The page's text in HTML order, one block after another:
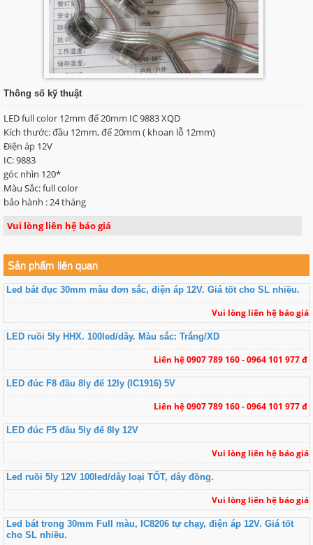
Thông số kỹ thuật
LED full color 12mm đế 20mm IC 9883 XQD
Kích thước: đầu 12mm, đế 20mm ( khoan lỗ 12mm)
Điện áp 12V
IC: 9883
góc nhìn 120*
Màu Sắc: full color
bảo hành : 24 tháng
Vui lòng liên hệ báo giá
Sản phẩm liên quan
Led bát đục 30mm màu đơn sắc, điện áp 12V. Giá tốt cho SL nhiều.
Vui lòng liên hệ báo giá
LED ruồi 5ly HHX. 100led/dây. Màu sắc: Trắng/XD
Liên hệ 0907 789 160 - 0964 101 977 đ
LED đúc F8 đầu 8ly đế 12ly (IC1916) 5V
Liên hệ 0907 789 160 - 0964 101 977 đ
LED đúc F5 đầu 5ly đế 8ly 12V
Vui lòng liên hệ báo giá
Led ruồi 5ly 12V 100led/dây loại TỐT, dây đồng.
Vui lòng liên hệ báo giá
Led bát trong 30mm Full màu, IC8206 tự chạy, điện áp 12V. Giá tốt
cho SL nhiều.